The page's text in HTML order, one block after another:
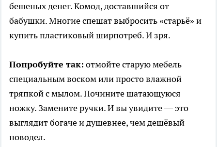
бешеных денег. Комод, доставшийся от
бабушки. Многие спешат выбросить «старьё» и
купить пластиковый ширпотреб. И зря.
Попробуйте так: отмойте старую мебель
специальным воском или просто влажной
тряпкой с мылом. Почините шатающуюся
ножку. Замените ручки. И вы увидите — это
выглядит богаче и душевнее, чем дешёвый
новодел.